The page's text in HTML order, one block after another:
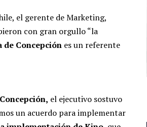
el gerente de Marketing,
con gran orgullo “la
de Concepción es un referente
el ejecutivo sostuvo
un acuerdo para implementar